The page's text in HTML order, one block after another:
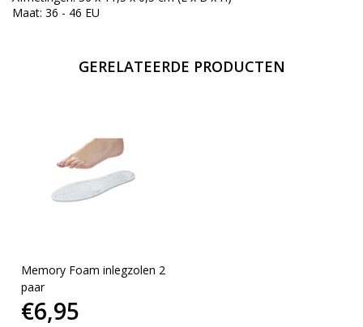
Maat: 36 - 46 EU
GERELATEERDE PRODUCTEN
Memory Foam inlegzolen 2
paar
€6,95